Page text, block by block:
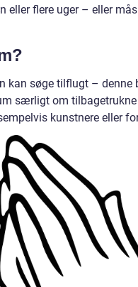
eller flere uger – eller
kan søge tilflugt –
særligt om
kunstnere eller